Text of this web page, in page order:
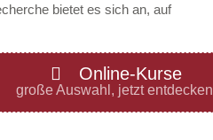
—
bietet es sich an, auf
Online-Kurse
große Auswahl, jetzt entdecken